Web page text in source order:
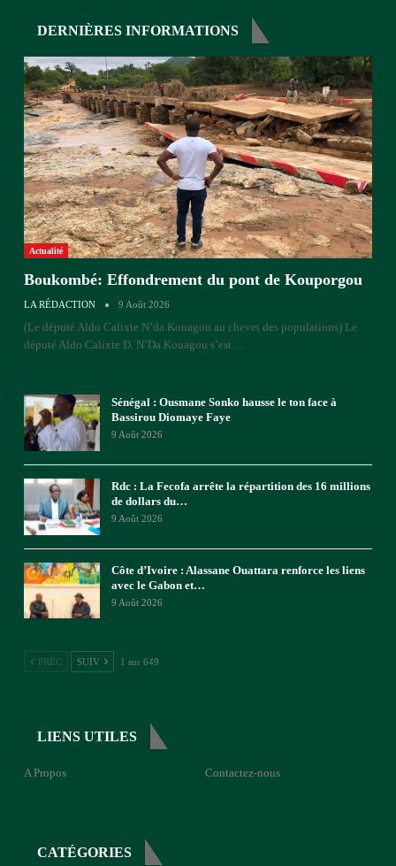
DERNIÈRES INFORMATIONS
Actualité
Boukombé: Effondrement du pont de Kouporgou
LA RÉDACTION 9 Août 2026
(Le député Aldo Calixte N’da Kouagou au chevet des populations) Le
député Aldo Calixte D. N’Da Kouagou s’est…
Sénégal : Ousmane Sonko hausse le ton face à
Bassirou Diomaye Faye
9 Août 2026
Rdc : La Fecofa arrête la répartition des 16 millions
de dollars du…
9 Août 2026
Côte d’Ivoire : Alassane Ouattara renforce les liens
avec le Gabon et…
9 Août 2026
PREC SUIV 1 sur 649
LIENS UTILES
A Propos Contactez-nous
CATÉGORIES